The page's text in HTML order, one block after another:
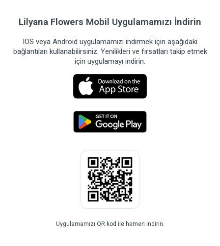
Lilyana Flowers Mobil Uygulamamızı İndirin
IOS veya Android uygulamamızı indirmek için aşağıdaki
bağlantıları kullanabilirsiniz. Yenilikleri ve fırsatları takip etmek
için uygulamayı indirin.
Uygulamamızı QR kod ile hemen indirin.